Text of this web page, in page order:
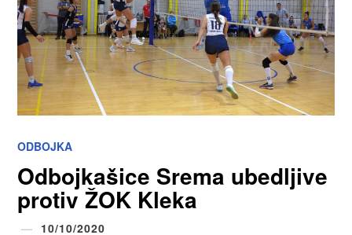
ODBOJKA
Odbojkašice Srema ubedljive
protiv ŽOK Kleka
10/10/2020